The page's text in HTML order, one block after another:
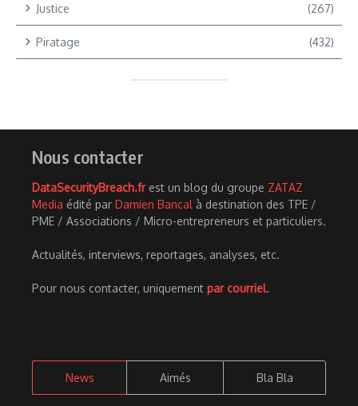
Justice (267)
Piratage (432)
Nous contacter
DataSecurityBreach.frest un blog du groupe ZATAZ
Media édité par Damien Bancal à destination des TPE /
PME / Associations / Micro-entrepreneurs et particuliers.
Actualités, interviews, reportages, analyses, etc.
Pour nous contacter, uniquement par courriel.
News Aimés Bla Bla